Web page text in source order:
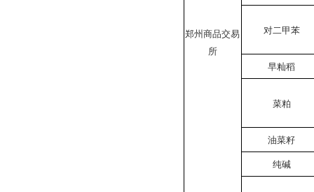
郑州商品交易
所
对二甲苯
早籼稻
菜粕
油菜籽
纯碱